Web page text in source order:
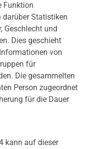
Funktion
darüber Statistiken
Geschlecht und
Dies geschieht
von
für
Die gesammelten
Person zugeordnet
für die Dauer
kann auf dieser